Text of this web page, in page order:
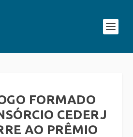
FORMADO
CEDERJ
AO PRÊMIO